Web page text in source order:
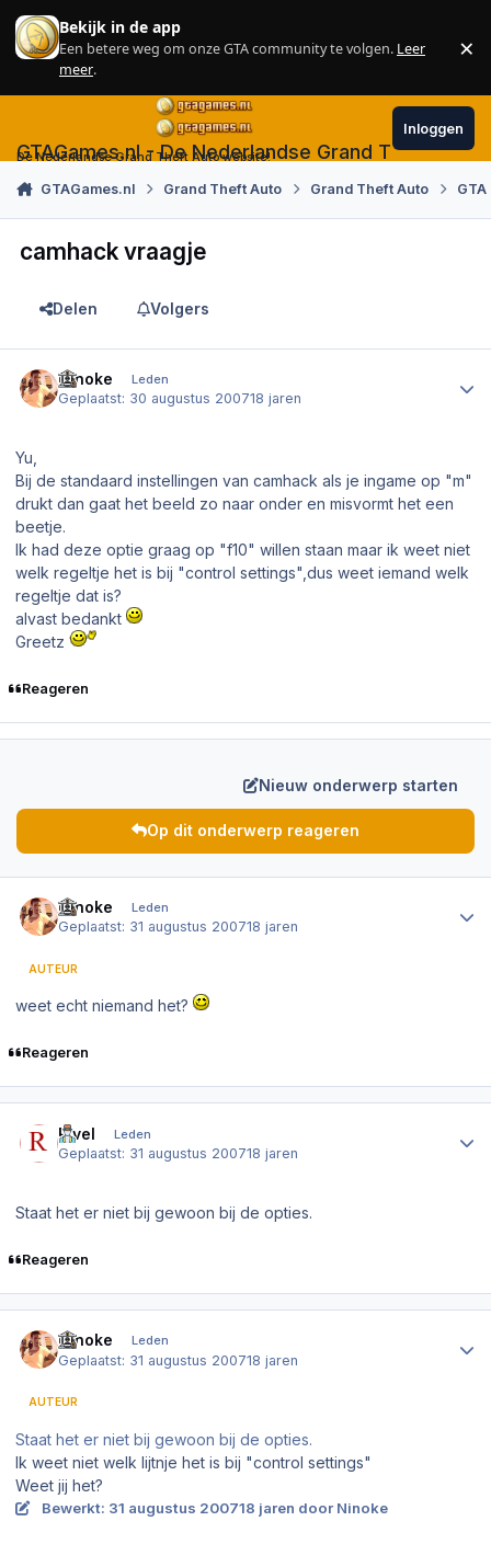
Skip to content
Bekijk in de app
Een betere weg om onze GTA community te volgen. Leer
meer.
×
GTAGames.nl - De Nederlandse Grand Theft Auto
De Nederlandse Grand Theft Auto website!
Inloggen
GTAGames.nl Grand Theft Auto Grand Theft Auto
camhack vraagje
Delen Volgers
Ninoke Leden
Geplaatst: 30 augustus 200718 jaren
Yu,
Bij de standaard instellingen van camhack als je ingame op "m"
drukt dan gaat het beeld zo naar onder en misvormt het een
beetje.
Ik had deze optie graag op "f10" willen staan maar ik weet niet
welk regeltje het is bij "control settings",dus weet iemand welk
regeltje dat is?
alvast bedankt
Greetz
Reageren
Nieuw onderwerp starten
Op dit onderwerp reageren
Ninoke Leden
Geplaatst: 31 augustus 200718 jaren
AUTEUR
weet echt niemand het?
Reageren
Rivel Leden
Geplaatst: 31 augustus 200718 jaren
Staat het er niet bij gewoon bij de opties.
Reageren
Ninoke Leden
Geplaatst: 31 augustus 200718 jaren
AUTEUR
Staat het er niet bij gewoon bij de opties.
Ik weet niet welk lijtnje het is bij "control settings"
Weet jij het?
Bewerkt: 31 augustus 200718 jaren door Ninoke